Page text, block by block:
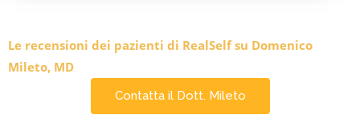
Le recensioni dei pazienti di RealSelf su Domenico
Mileto, MD
Contatta il Dott. Mileto